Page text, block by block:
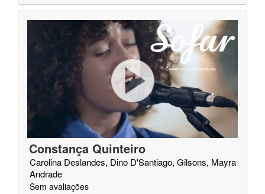
Constança Quinteiro
Carolina Deslandes, Dino D'Santiago, Gilsons, Mayra
Andrade
Sem avaliações